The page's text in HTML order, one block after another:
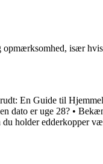
især
En Guide til
dato er uge 28? •
holder edderkopper